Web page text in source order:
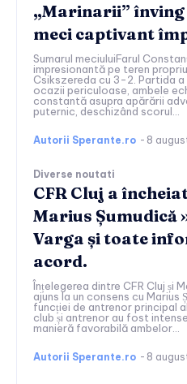
„Marinarii”
meci captivant
Sumarul meciuluiFarul
impresionantă pe teren
Csikszereda cu 3-2. Partida
ocazii periculoase, ambele
constantă asupra apărării
puternic, deschizând scorul...
Autorii Sperante.ro - 8
Diverse noutati
CFR Cluj a
Marius Șumudică
Varga și toate
acord.
Înțelegerea dintre CFR Cluj și
ajuns la un consens cu Marius
funcției de antrenor principal
club și antrenor au fost
manieră favorabilă ambelor...
Autorii Sperante.ro - 8